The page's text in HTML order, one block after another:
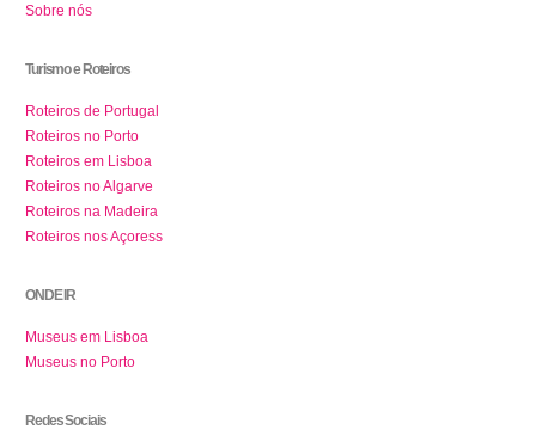
Sobre nós
Turismo e Roteiros
Roteiros de Portugal
Roteiros no Porto
Roteiros em Lisboa
Roteiros no Algarve
Roteiros na Madeira
Roteiros nos Açoress
ONDE IR
Museus em Lisboa
Museus no Porto
Redes Sociais